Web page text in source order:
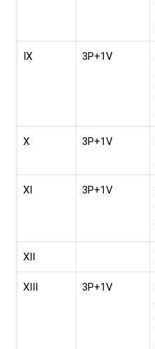
IX 3P+1V
X 3P+1V
XI 3P+1V
XII
XIII 3P+1V